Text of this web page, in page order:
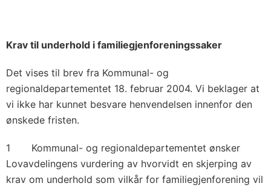
Krav til underhold i familiegjenforeningssaker
Det vises til brev fra Kommunal- og
regionaldepartementet 18. februar 2004. Vi beklager at
vi ikke har kunnet besvare henvendelsen innenfor den
ønskede fristen.
1 Kommunal- og regionaldepartementet ønsker
Lovavdelingens vurdering av hvorvidt en skjerping av
krav om underhold som vilkår for familiegjenforening vil